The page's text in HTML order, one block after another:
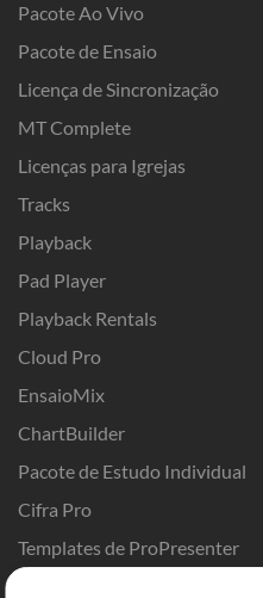
Pacote Ao Vivo
Pacote de Ensaio
Licença de Sincronização
MT Complete
Licenças para Igrejas
Tracks
Playback
Pad Player
Playback Rentals
Cloud Pro
EnsaioMix
ChartBuilder
Pacote de Estudo Individual
Cifra Pro
Templates de ProPresenter